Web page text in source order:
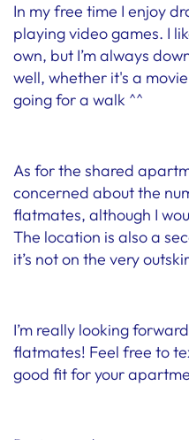
In my free time I enjoy
playing video games. I
own, but I’m always
well, whether it's a
going for a walk ^^
As for the shared
concerned about the
flatmates, although I
The location is also a
it’s not on the very
I’m really looking
flatmates! Feel free to
good fit for your